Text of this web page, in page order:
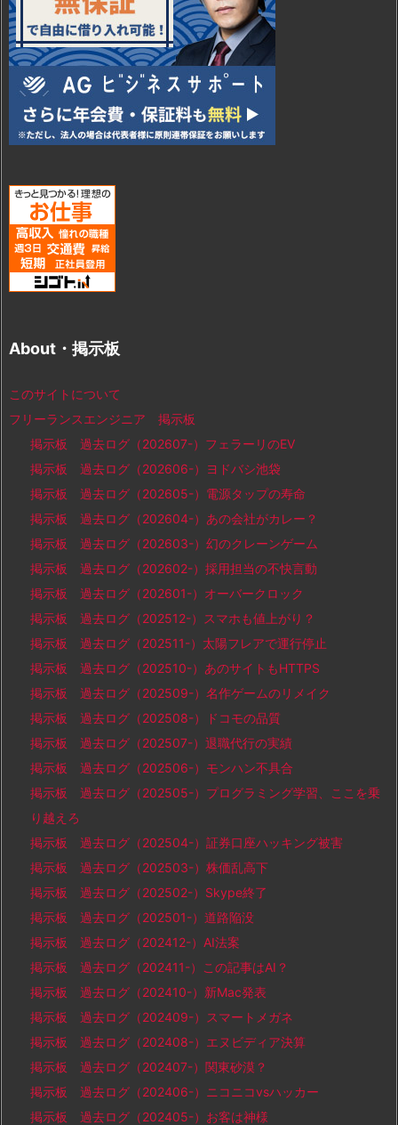
About・掲示板
このサイトについて
フリーランスエンジニア 掲示板
掲示板 過去ログ（202607-）フェラーリのEV
掲示板 過去ログ（202606-）ヨドバシ池袋
掲示板 過去ログ（202605-）電源タップの寿命
掲示板 過去ログ（202604-）あの会社がカレー？
掲示板 過去ログ（202603-）幻のクレーンゲーム
掲示板 過去ログ（202602-）採用担当の不快言動
掲示板 過去ログ（202601-）オーバークロック
掲示板 過去ログ（202512-）スマホも値上がり？
掲示板 過去ログ（202511-）太陽フレアで運行停止
掲示板 過去ログ（202510-）あのサイトもHTTPS
掲示板 過去ログ（202509-）名作ゲームのリメイク
掲示板 過去ログ（202508-）ドコモの品質
掲示板 過去ログ（202507-）退職代行の実績
掲示板 過去ログ（202506-）モンハン不具合
掲示板 過去ログ（202505-）プログラミング学習、ここを乗
り越えろ
掲示板 過去ログ（202504-）証券口座ハッキング被害
掲示板 過去ログ（202503-）株価乱高下
掲示板 過去ログ（202502-）Skype終了
掲示板 過去ログ（202501-）道路陥没
掲示板 過去ログ（202412-）AI法案
掲示板 過去ログ（202411-）この記事はAI？
掲示板 過去ログ（202410-）新Mac発表
掲示板 過去ログ（202409-）スマートメガネ
掲示板 過去ログ（202408-）エヌビディア決算
掲示板 過去ログ（202407-）関東砂漠？
掲示板 過去ログ（202406-）ニコニコvsハッカー
掲示板 過去ログ（202405-）お客は神様